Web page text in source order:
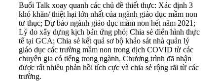
Buổi Talk xoay quanh các chủ đề thiết thực: Xác định 3
khó khăn/ thiệt hại lớn nhất của ngành giáo dục mầm non
tư thục; Dự báo ngành giáo dục mầm non hết năm 2021;
Lý do xây dựng kịch bản ứng phó; Chia sẻ điển hình thực
tế tại GCA; Chia sẻ kết quả sơ bộ khảo sát nhà quản lý
giáo dục các trường mầm non trong dịch COVID từ các
chuyên gia có tiếng trong ngành. Chương trình đã nhận
được rất nhiều phản hồi tích cực và chia sẻ rộng rãi từ các
trường.